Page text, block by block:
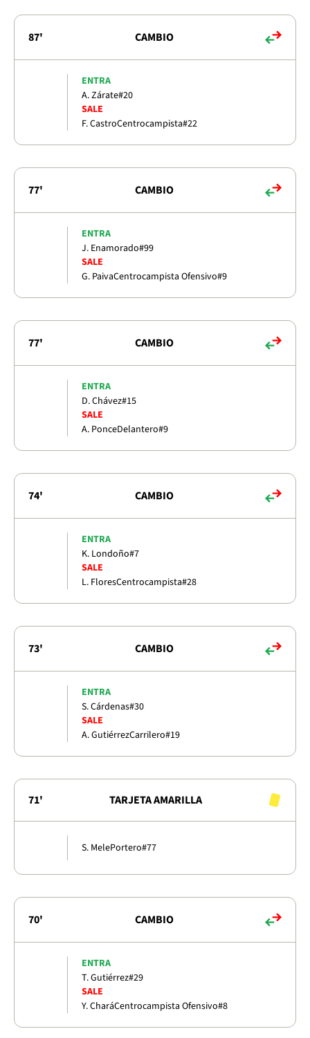
87' CAMBIO
ENTRA
A. Zárate#20
SALE
F. CastroCentrocampista#22
77' CAMBIO
ENTRA
J. Enamorado#99
SALE
G. PaivaCentrocampista Ofensivo#9
77' CAMBIO
ENTRA
D. Chávez#15
SALE
A. PonceDelantero#9
74' CAMBIO
ENTRA
K. Londoño#7
SALE
L. FloresCentrocampista#28
73' CAMBIO
ENTRA
S. Cárdenas#30
SALE
A. GutiérrezCarrilero#19
71' TARJETA AMARILLA
S. MelePortero#77
70' CAMBIO
ENTRA
T. Gutiérrez#29
SALE
Y. CharáCentrocampista Ofensivo#8